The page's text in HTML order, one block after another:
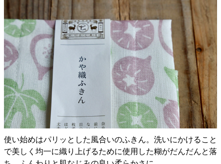
使い始めはパリッとした風合いのふきん。洗いにかけること
で美しく均一に織り上げるために使用した糊がだんだんと落